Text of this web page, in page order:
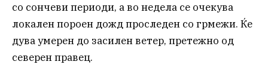
со сончеви периоди, а во недела се очекува
локален пороен дожд проследен со грмежи. Ќе
дува умерен до засилен ветер, претежно од
северен правец.